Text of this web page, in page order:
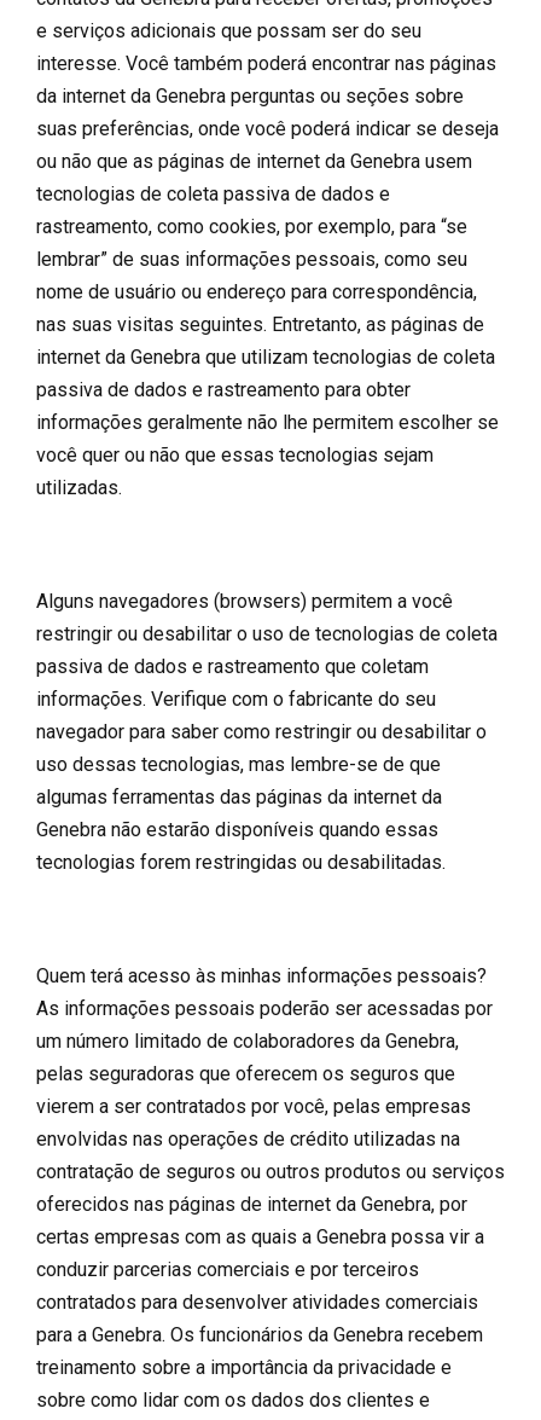
e serviços adicionais que possam ser do seu
interesse. Você também poderá encontrar nas páginas
da internet da Genebra perguntas ou seções sobre
suas preferências, onde você poderá indicar se deseja
ou não que as páginas de internet da Genebra usem
tecnologias de coleta passiva de dados e
rastreamento, como cookies, por exemplo, para “se
lembrar” de suas informações pessoais, como seu
nome de usuário ou endereço para correspondência,
nas suas visitas seguintes. Entretanto, as páginas de
internet da Genebra que utilizam tecnologias de coleta
passiva de dados e rastreamento para obter
informações geralmente não lhe permitem escolher se
você quer ou não que essas tecnologias sejam
utilizadas.
Alguns navegadores (browsers) permitem a você
restringir ou desabilitar o uso de tecnologias de coleta
passiva de dados e rastreamento que coletam
informações. Verifique com o fabricante do seu
navegador para saber como restringir ou desabilitar o
uso dessas tecnologias, mas lembre-se de que
algumas ferramentas das páginas da internet da
Genebra não estarão disponíveis quando essas
tecnologias forem restringidas ou desabilitadas.
Quem terá acesso às minhas informações pessoais?
As informações pessoais poderão ser acessadas por
um número limitado de colaboradores da Genebra,
pelas seguradoras que oferecem os seguros que
vierem a ser contratados por você, pelas empresas
envolvidas nas operações de crédito utilizadas na
contratação de seguros ou outros produtos ou serviços
oferecidos nas páginas de internet da Genebra, por
certas empresas com as quais a Genebra possa vir a
conduzir parcerias comerciais e por terceiros
contratados para desenvolver atividades comerciais
para a Genebra. Os funcionários da Genebra recebem
treinamento sobre a importância da privacidade e
sobre como lidar com os dados dos clientes e